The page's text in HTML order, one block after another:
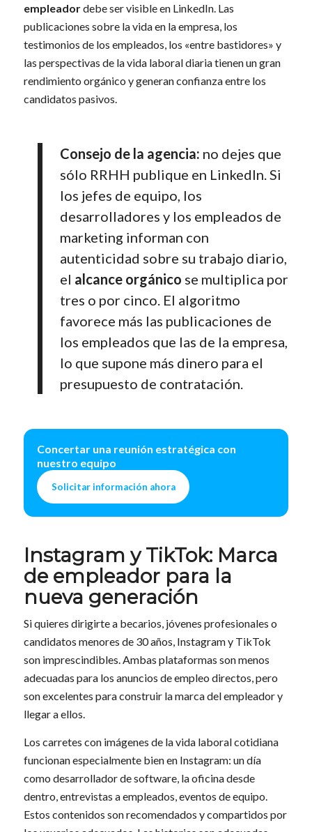
empleadordebe ser visible en LinkedIn. Las
publicaciones sobre la vida en la empresa, los
testimonios de los empleados, los «entre bastidores» y
las perspectivas de la vida laboral diaria tienen un gran
rendimiento orgánico y generan confianza entre los
candidatos pasivos.
Consejo de la agencia: no dejes que
sólo RRHH publique en LinkedIn. Si
los jefes de equipo, los
desarrolladores y los empleados de
marketing informan con
autenticidad sobre su trabajo diario,
el alcance orgánico se multiplica por
tres o por cinco. El algoritmo
favorece más las publicaciones de
los empleados que las de la empresa,
lo que supone más dinero para el
presupuesto de contratación.
Concertar una reunión estratégica con
nuestro equipo
Solicitar información ahora
Instagram y TikTok: Marca
de empleador para la
nueva generación
Si quieres dirigirte a becarios, jóvenes profesionales o
candidatos menores de 30 años, Instagram y TikTok
son imprescindibles. Ambas plataformas son menos
adecuadas para los anuncios de empleo directos, pero
son excelentes para construir la marca del empleador y
llegar a ellos.
Los carretes con imágenes de la vida laboral cotidiana
funcionan especialmente bien en Instagram: un día
como desarrollador de software, la oficina desde
dentro, entrevistas a empleados, eventos de equipo.
Estos contenidos son recomendados y compartidos por